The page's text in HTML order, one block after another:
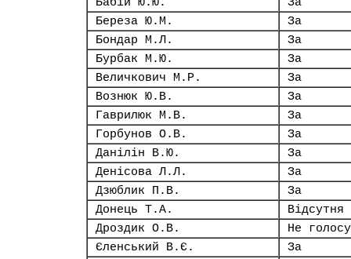
Береза Ю.М.
За
Бондар М.Л.
За
Бурбак М.Ю.
За
Величкович М.Р.
За
Вознюк Ю.В.
За
Гаврилюк М.В.
За
Горбунов О.В.
За
Данілін В.Ю.
За
Денісова Л.Л.
За
Дзюблик П.В.
За
Донець Т.А.
Відсутня
Дроздик О.В.
Не
Єленський В.Є.
За